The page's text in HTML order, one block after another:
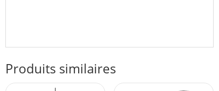
Produits similaires